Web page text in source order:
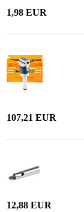
1,98 EUR
107,21 EUR
12,88 EUR